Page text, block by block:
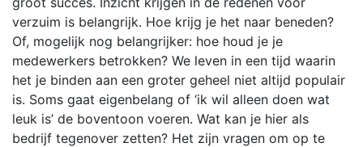
verzuim is belangrijk. Hoe krijg je het naar beneden?
Of, mogelijk nog belangrijker: hoe houd je je
medewerkers betrokken? We leven in een tijd waarin
het je binden aan een groter geheel niet altijd populair
is. Soms gaat eigenbelang of ‘ik wil alleen doen wat
leuk is’ de boventoon voeren. Wat kan je hier als
bedrijf tegenover zetten? Het zijn vragen om op te